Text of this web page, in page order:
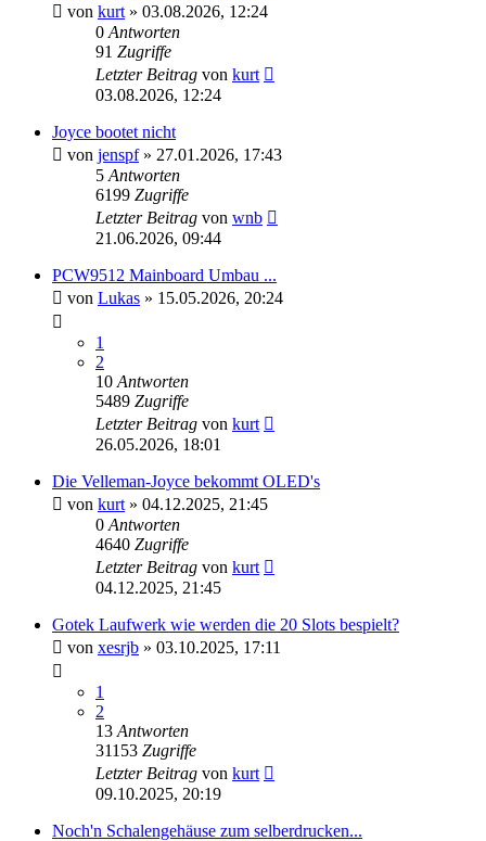
von kurt » 03.08.2026, 12:24
0 Antworten
91 Zugriffe
Letzter Beitrag von kurt
03.08.2026, 12:24
Joyce bootet nicht
von jenspf» 27.01.2026, 17:43
5 Antworten
6199 Zugriffe
Letzter Beitrag von wnb
21.06.2026, 09:44
PCW9512 Mainboard Umbau ...
von Lukas » 15.05.2026, 20:24
1
2
10 Antworten
5489 Zugriffe
Letzter Beitrag von kurt
26.05.2026, 18:01
Die Velleman-Joyce bekommt OLED's
von kurt » 04.12.2025, 21:45
0 Antworten
4640 Zugriffe
Letzter Beitrag von kurt
04.12.2025, 21:45
Gotek Laufwerk wie werden die 20 Slots bespielt?
von xesrjb » 03.10.2025, 17:11
1
2
13 Antworten
31153 Zugriffe
Letzter Beitrag von kurt
09.10.2025, 20:19
Noch'n Schalengehäuse zum selberdrucken...